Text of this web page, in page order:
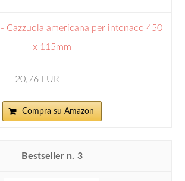
Cazzuola americana per intonaco 450
x 115mm
20,76 EUR
Compra su Amazon
3